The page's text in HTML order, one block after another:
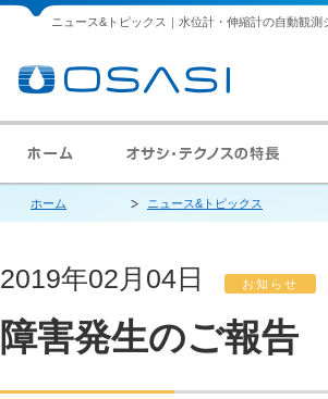
ニュース&トピックス｜水位計・伸縮計の自動観
ホーム ニュース&トピックス
2019年02月04日 お知らせ
障害発生のご報告